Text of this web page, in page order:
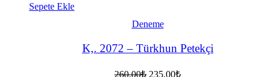
Sepete Ekle
Deneme
K,. 2072 – Türkhun Petekçi
260.00₺ Orijinal
235.00₺Şu